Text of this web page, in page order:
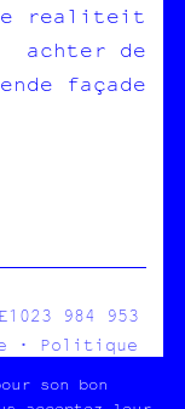
realiteit
achter de
façade
984 953
· Politique
son bon